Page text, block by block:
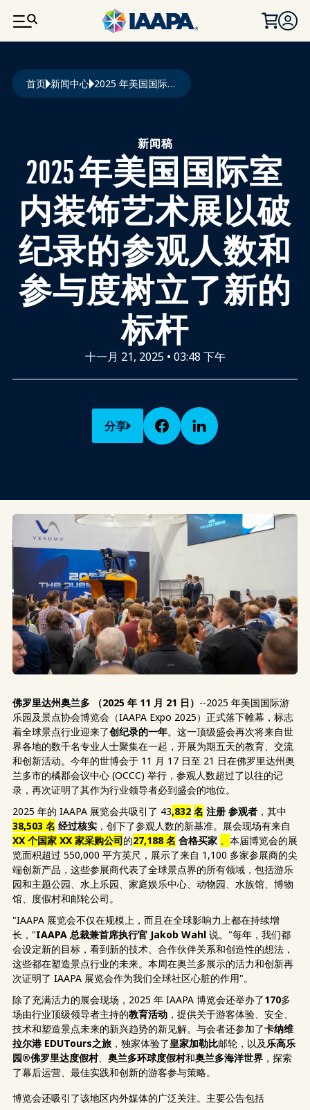
跳转到主要内容
面包屑
首页 新闻中心 2025 年美国国际室内装饰艺术展以破纪录的参观人数和参与度树立了新的标杆
新闻稿
2025 年美国国际室
内装饰艺术展以破
纪录的参观人数和
参与度树立了新的
标杆
十一月 21, 2025• 03:48 下午
分享
佛罗里达州奥兰多 （2025 年 11 月 21 日） --2025 年美国国际游
乐园及景点协会博览会（IAAPA Expo 2025）正式落下帷幕，标志
着全球景点行业迎来了创纪录的一年。这一顶级盛会再次将来自世
界各地的数千名专业人士聚集在一起，开展为期五天的教育、交流
和创新活动。今年的世博会于 11 月 17 日至 21 日在佛罗里达州奥
兰多市的橘郡会议中心 (OCCC) 举行，参观人数超过了以往的记
录，再次证明了其作为行业领导者必到盛会的地位。
2025 年的 IAAPA 展览会共吸引了 43,832 名 注册 参观者 ，其中
38,503 名 经过核实 ，创下了参观人数的新基准。展会现场有来自
XX 个国家 XX 家采购公司的27,188 名 合格买家 。 本届博览会的展
览面积超过 550,000 平方英尺，展示了来自 1,100 多家参展商的尖
端创新产品，这些参展商代表了全球景点界的所有领域，包括游乐
园和主题公园、水上乐园、家庭娱乐中心、动物园、水族馆、博物
馆、度假村和邮轮公司。
"IAAPA 展览会不仅在规模上，而且在全球影响力上都在持续增
长，"IAAPA 总裁兼首席执行官 Jakob Wahl 说。"每年，我们都
会设定新的目标，看到新的技术、合作伙伴关系和创造性的想法，
这些都在塑造景点行业的未来。本周在奥兰多展示的活力和创新再
次证明了 IAAPA 展览会作为我们全球社区心脏的作用"。
除了充满活力的展会现场，2025 年 IAAPA 博览会还举办了170多
场由行业顶级领导者主持的教育活动 ，提供关于游客体验、安全、
技术和塑造景点未来的新兴趋势的新见解。与会者还参加了卡纳维
拉尔港 EDUTours之旅 ，独家体验了皇家加勒比邮轮，以及乐高乐
园®佛罗里达度假村、 奥兰多环球度假村和奥兰多海洋世界 ，探索
了幕后运营、最佳实践和创新的游客参与策略。
博览会还吸引了该地区内外媒体的广泛关注。主要公告包括